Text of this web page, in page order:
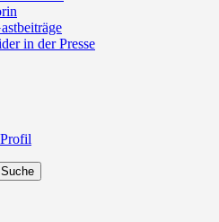
in der Presse